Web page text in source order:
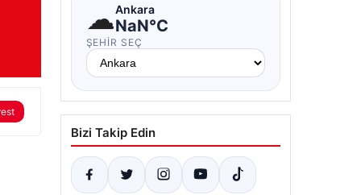
☁Ankara
NaN°C
ŞEHIR SEÇ
Bizi Takip Edin